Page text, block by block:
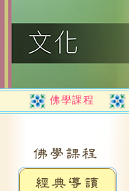
佛學課程